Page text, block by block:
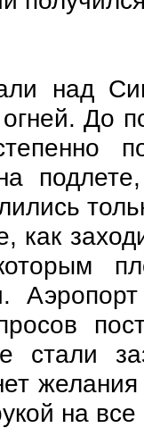
над
До
как
стали
на все